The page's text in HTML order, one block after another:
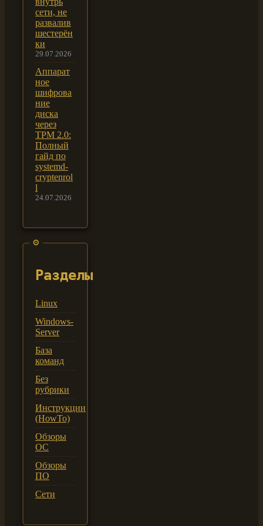
сети, не
развалив
шестерён
ки
29.07.2026
Аппарат
ное
шифрова
ние
диска
через
TPM 2.0:
Полный
гайд по
systemd-
cryptenrol
l
24.07.2026
Разделы
Linux
Windows-
Server
База
команд
Без
рубрики
Инструкции
(HowTo)
Обзоры
ОС
Обзоры
ПО
Сети